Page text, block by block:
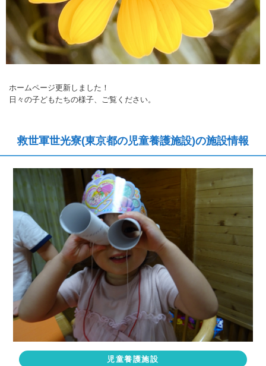
ホームページ更新しました！
日々の子どもたちの様子、ご覧ください。
救世軍世光寮(東京都の児童養護施設)の施設情報
児童養護施設